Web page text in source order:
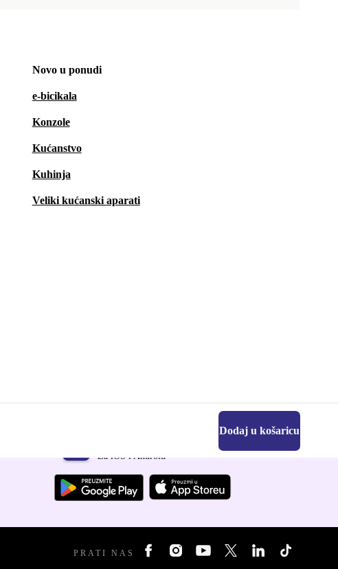
Novo u ponudi
e-bicikala
Konzole
Kućanstvo
Kuhinja
Veliki kućanski aparati
Dodaj u košaricu
Za iOS i Android
PRATI NAS